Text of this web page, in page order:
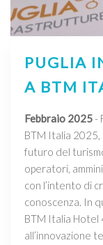
PUGLIA
A BTM
Febbraio 2025-
BTM Italia 2025,
futuro del
operatori,
con l’intento di
conoscenza. In
BTM Italia Hotel
all’innovazione